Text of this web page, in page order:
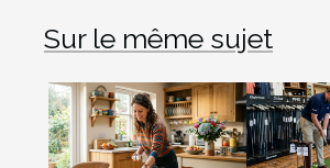
Sur le même sujet